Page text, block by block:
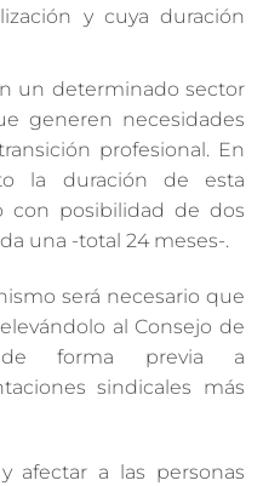
y cuya duración
un determinado sector
generen necesidades
profesional. En
la duración de esta
con posibilidad de dos
una -total 24 meses-.
será necesario que
al Consejo de
de forma previa a
sindicales más
afectar a las personas